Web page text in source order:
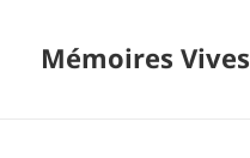
Mémoires Vives